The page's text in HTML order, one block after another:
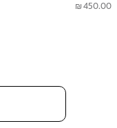
₪ 450.00